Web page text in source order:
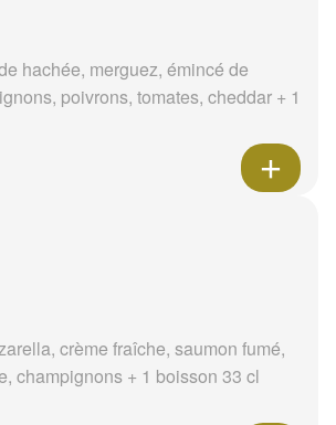
hachée, merguez, émincé de
poivrons, tomates, cheddar + 1
crème fraîche, saumon fumé,
champignons + 1 boisson 33 cl